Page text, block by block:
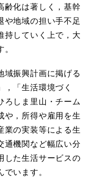
齢化は著しく，基幹
や地域の担い手不足
持していく上で，大
域振興計画に掲げる
，「生活環境づく
ろしま里山・チーム
や，所得や雇用を生
業の実装等による生
通機関など幅広い分
した生活サービスの
います。